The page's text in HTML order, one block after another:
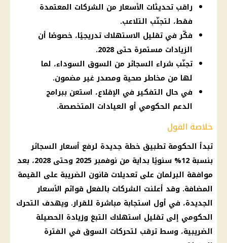
راقب تحديثات الأسعار من الشركات المعتمدة
فقط، لتجنّب التلاعب.
فكّر في تقليل الاستهلاك تدريجيًا، خصوصًا أن
الزيادات مستمرة حتى 2028.
تجنّب شراء السجائر من السوق السوداء، لما
لها من مخاطر صحية ومصدر غير مضمون.
في حال التفكير في الإقلاع، استعن ببرامج
الدعم الحكومي أو العيادات المتخصصة.
خلاصة القول
تبدأ الحكومة تطبيق خطة جديدة لرفع أسعارالسجائر
بنسبة 12% سنويًا بداية من نوفمبر 2025 وحتى 2028، بعد
موافقة البرلمان على تعديلات قانون الضريبة على القيمة
المضافة. وقد أعلنت الشركات بالفعل قوائم الأسعار
الجديدة، في أول استجابة مباشرة للقرار. ويهدف التحرك
الحكومي إلى تقليل استهلاك التبغ وزيادة الحصيلة
الضريبية، وسط ترقب لتحركات السوق في الفترة